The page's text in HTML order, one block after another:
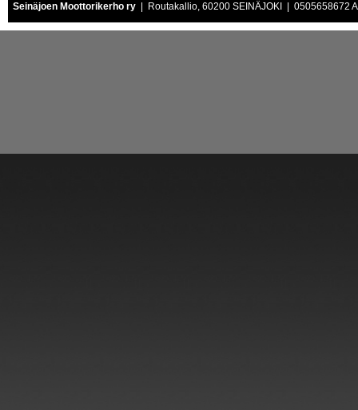
Seinäjoen Moottorikerho ry | Routakallio, 60200 SEINÄJOKI | 0505658672